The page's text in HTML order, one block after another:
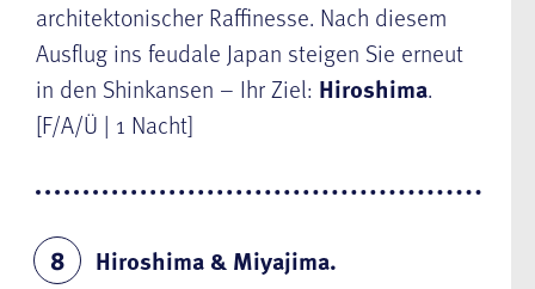
architektonischer Raffinesse. Nach diesem
Ausflug ins feudale Japan steigen Sie erneut
in den Shinkansen – Ihr Ziel: Hiroshima.
[F/A/Ü | 1 Nacht]
8
Hiroshima & Miyajima.